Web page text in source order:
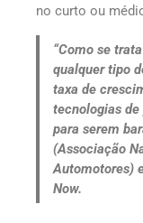
no curto ou
“Como se
qualquer tipo
taxa de
tecnologias
para serem
(Associação
Automotores)
Now.